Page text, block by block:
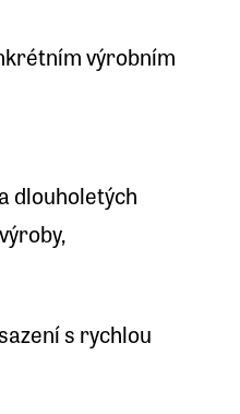
výrobním
dlouholetých
s rychlou